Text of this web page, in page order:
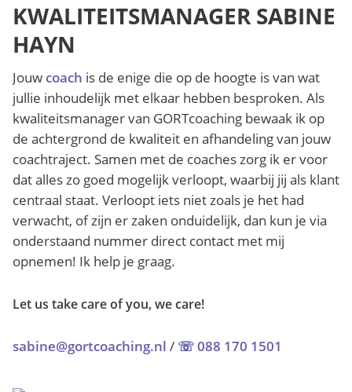
KWALITEITSMANAGER SABINE
HAYN
Jouw coach is de enige die op de hoogte is van wat
jullie inhoudelijk met elkaar hebben besproken. Als
kwaliteitsmanager van GORTcoaching bewaak ik op
de achtergrond de kwaliteit en afhandeling van jouw
coachtraject. Samen met de coaches zorg ik er voor
dat alles zo goed mogelijk verloopt, waarbij jij als klant
centraal staat. Verloopt iets niet zoals je het had
verwacht, of zijn er zaken onduidelijk, dan kun je via
onderstaand nummer direct contact met mij
opnemen! Ik help je graag.
Let us take care of you, we care!
sabine@gortcoaching.nl / ☏ 088 170 1501